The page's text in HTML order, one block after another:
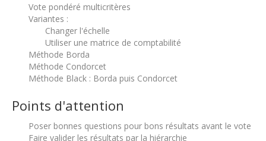
Vote pondéré multicritères
Variantes :
Changer l'échelle
Utiliser une matrice de comptabilité
Méthode Borda
Méthode Condorcet
Méthode Black : Borda puis Condorcet
Points d'attention
Poser bonnes questions pour bons résultats avant le vote
Faire valider les résultats par la hiérarchie